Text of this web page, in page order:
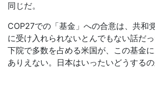
同じだ。
COP27での「基金」への合意は、共和
に受け入れられないとんでもない話だ
下院で多数を占める米国が、この基金
ありえない。日本はいったいどうするの